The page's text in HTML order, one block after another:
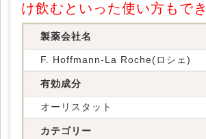
け飲むといった使い方もでき
製薬会社名
F. Hoffmann-La Roche(ロシェ)
有効成分
オーリスタット
カテゴリー